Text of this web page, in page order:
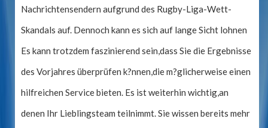
Nachrichtensendern aufgrund des Rugby-Liga-Wett-
Skandals auf. Dennoch kann es sich auf lange Sicht lohnen
Es kann trotzdem faszinierend sein,dass Sie die Ergebnisse
des Vorjahres überprüfen k?nnen,die m?glicherweise einen
hilfreichen Service bieten. Es ist weiterhin wichtig,an
denen Ihr Lieblingsteam teilnimmt. Sie wissen bereits mehr